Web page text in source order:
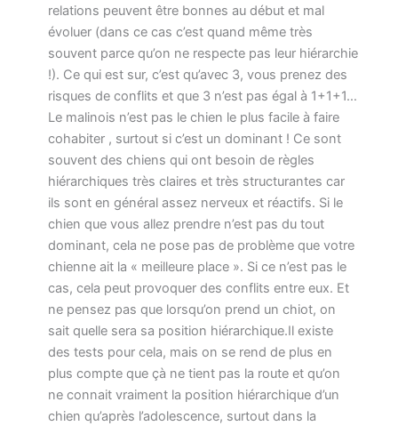
relations peuvent être bonnes au début et mal
évoluer (dans ce cas c’est quand même très
souvent parce qu’on ne respecte pas leur hiérarchie
!). Ce qui est sur, c’est qu’avec 3, vous prenez des
risques de conflits et que 3 n’est pas égal à 1+1+1…
Le malinois n’est pas le chien le plus facile à faire
cohabiter , surtout si c’est un dominant ! Ce sont
souvent des chiens qui ont besoin de règles
hiérarchiques très claires et très structurantes car
ils sont en général assez nerveux et réactifs. Si le
chien que vous allez prendre n’est pas du tout
dominant, cela ne pose pas de problème que votre
chienne ait la « meilleure place ». Si ce n’est pas le
cas, cela peut provoquer des conflits entre eux. Et
ne pensez pas que lorsqu’on prend un chiot, on
sait quelle sera sa position hiérarchique.Il existe
des tests pour cela, mais on se rend de plus en
plus compte que çà ne tient pas la route et qu’on
ne connait vraiment la position hiérarchique d’un
chien qu’après l’adolescence, surtout dans la